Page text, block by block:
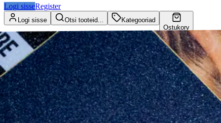
Logi sisseRegister
Logi sisse Otsi tooteid...
Kategooriad
Ostukorv
Kliendikaart